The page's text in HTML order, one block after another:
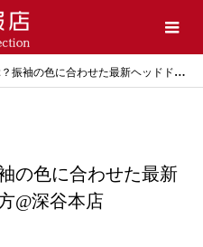
に合わせた最新ヘッドドレスの合わせ方@深谷本店
の色に合わせた最新
@深谷本店